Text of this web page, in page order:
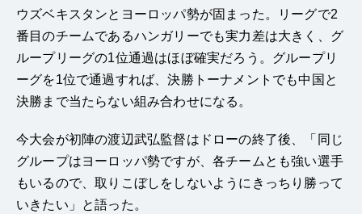
ウズベキスタンとヨーロッパ勢が固まった。リーグで2
番目のチームであるハンガリーでも実力差は大きく、グ
ループリーグの1位通過はほぼ確実だろう。グループリ
ーグを1位で通過すれば、決勝トーナメントでも中国と
決勝まで当たらない組み合わせになる。
今大会が初陣の渡辺武弘監督はドローの終了後、「同じ
グループはヨーロッパ勢ですが、各チームとも強い選手
もいるので、取りこぼしをしないようにきっちり勝って
いきたい」と語った。